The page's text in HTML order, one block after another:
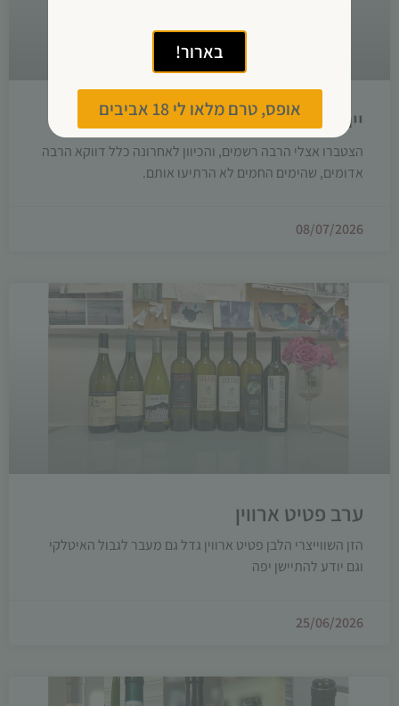
יינות לתחילת הקיץ
הצטברו אצלי הרבה רשמים, והכיוון לאחרונה כלל דווקא הרבה
אדומים, שהימים החמים לא הרתיעו אותם.
08/07/2026
ערב פטיט ארווין
הזן השווייצרי הלבן פטיט ארווין גדל גם מעבר לגבול האיטלקי
וגם יודע להתיישן יפה
25/06/2026
בארור!
אופס, טרם מלאו לי 18 אביבים